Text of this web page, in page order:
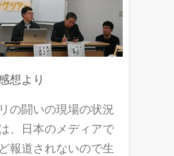
想より
の闘いの現場の状況
、日本のメディアで
報道されないので生